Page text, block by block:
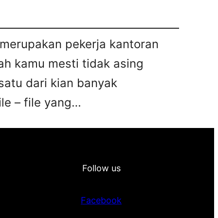
pekerja kantoran
kamu mesti tidak asing
dari kian banyak
– file yang…
Follow us
Facebook